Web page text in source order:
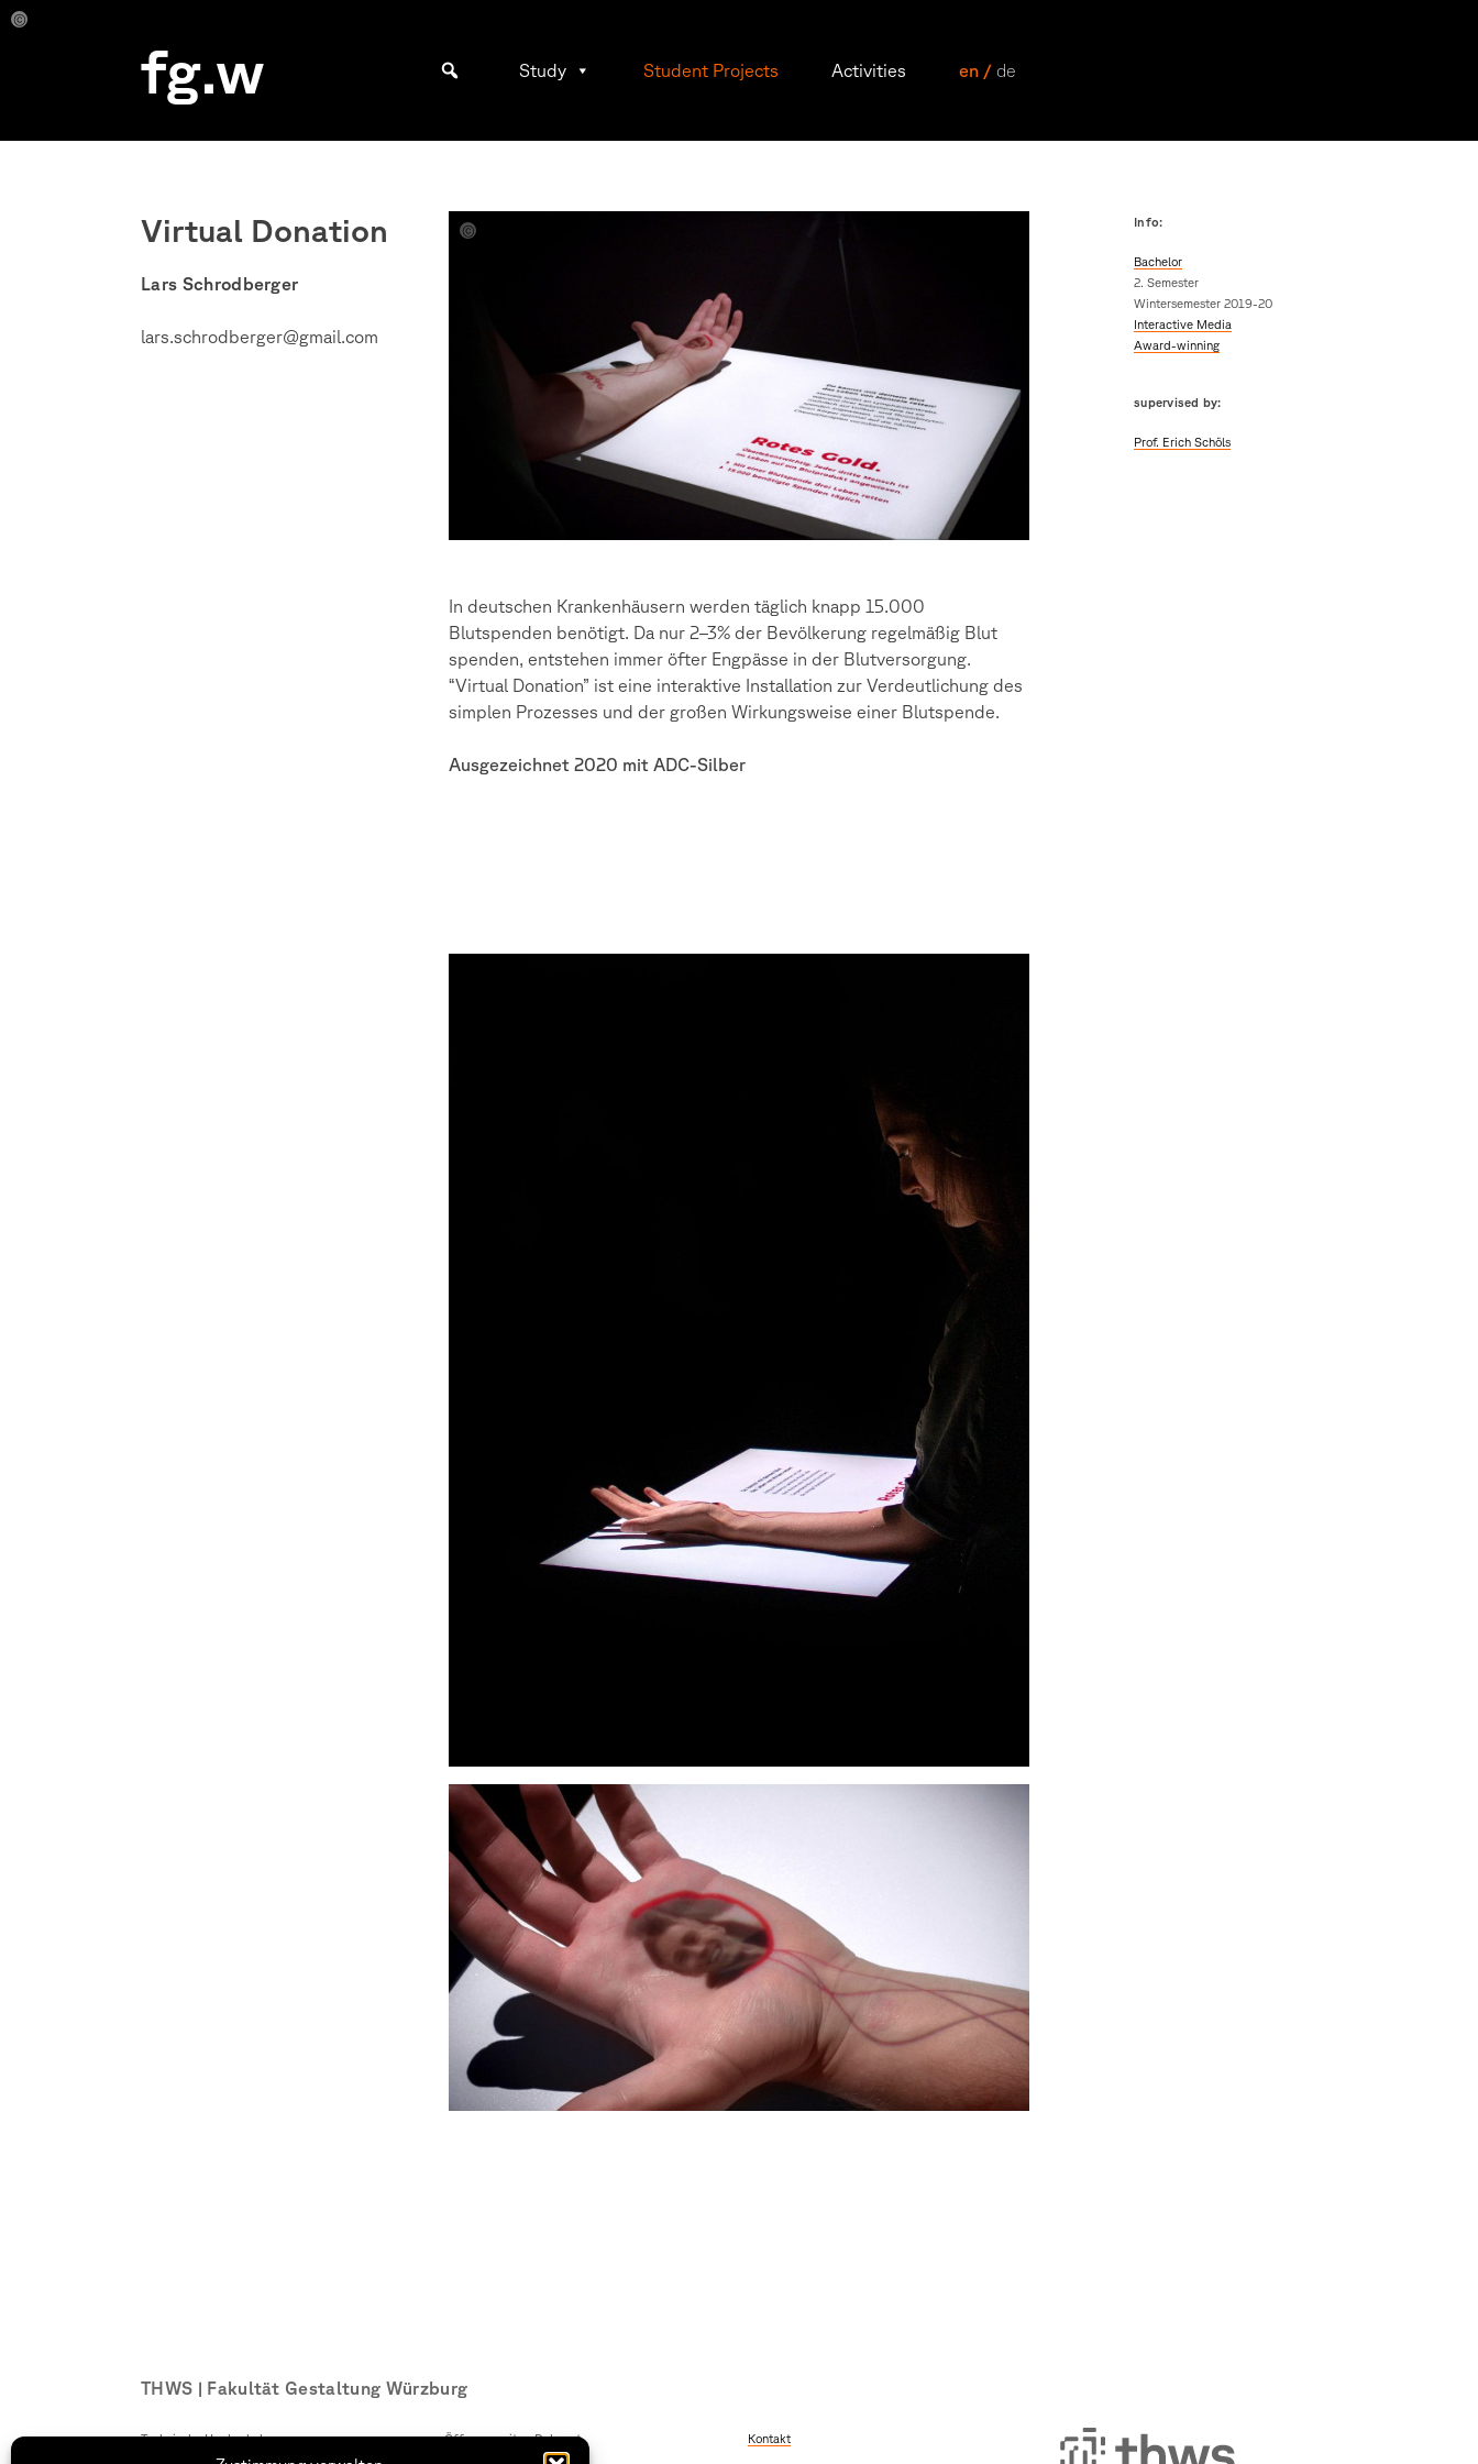
Skip
fg.w
Bachelor Kommunikationsdesign und Master Design & Information studieren
Study Student Projects Activities en / de
Virtual Donation
Lars Schrodberger
lars.schrodberger@gmail.com
In deutschen Krankenhäusern werden täglich knapp 15.000
Blutspenden benötigt. Da nur 2–3% der Bevölkerung regelmäßig Blut
spenden, entstehen immer öfter Engpässe in der Blutversorgung.
“Virtual Donation” ist eine interaktive Installation zur Verdeutlichung des
simplen Prozesses und der großen Wirkungsweise einer Blutspende.
Ausgezeichnet 2020 mit ADC-Silber
Info:
Bachelor
2. Semester
Wintersemester 2019-20
Interactive Media
Award-winning
supervised by:
Prof. Erich Schöls
THWS | Fakultät Gestaltung Würzburg
Technische Hochschule
Würzburg-Schweinfurt
Öffnungszeiten Dekanat
Kontakt